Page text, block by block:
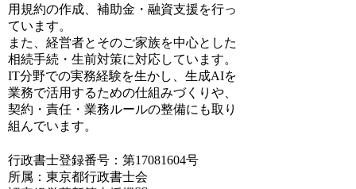
用規約の作成、補助金・融資支援を行っ
ています。
また、経営者とそのご家族を中心とした
相続手続・生前対策に対応しています。
IT分野での実務経験を生かし、生成AIを
業務で活用するための仕組みづくりや、
契約・責任・業務ルールの整備にも取り
組んでいます。
行政書士登録番号：第17081604号
所属：東京都行政書士会